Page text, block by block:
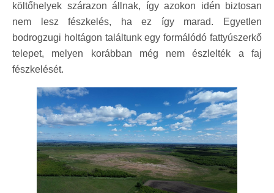
költőhelyek szárazon állnak, így azokon idén biztosan
nem lesz fészkelés, ha ez így marad. Egyetlen
bodrogzugi holtágon találtunk egy formálódó fattyúszerkő
telepet, melyen korábban még nem észlelték a faj
fészkelését.